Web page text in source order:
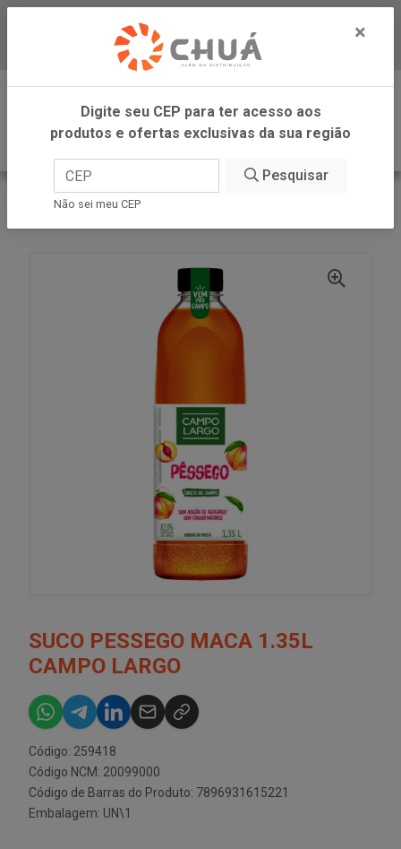
Baixe já nosso APP
0
INÍCIO
ZANLORENZI
SUCO PESSEGO MACA 1.35L
CAMPO LARGO
Código: 259418
Código NCM: 20099000
Código de Barras do Produto: 7896931615221
Embalagem: UN\1
×
Digite seu CEP para ter acesso aos
produtos e ofertas exclusivas da sua região
Pesquisar
Não sei meu CEP